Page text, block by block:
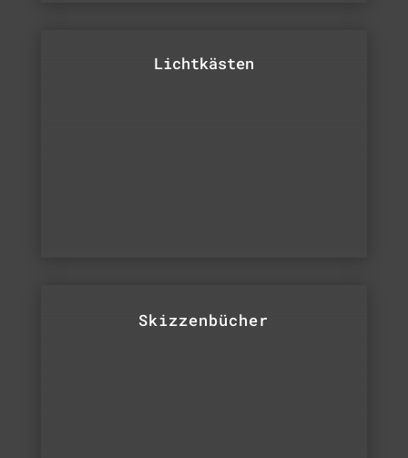
Lichtkästen
Skizzenbücher